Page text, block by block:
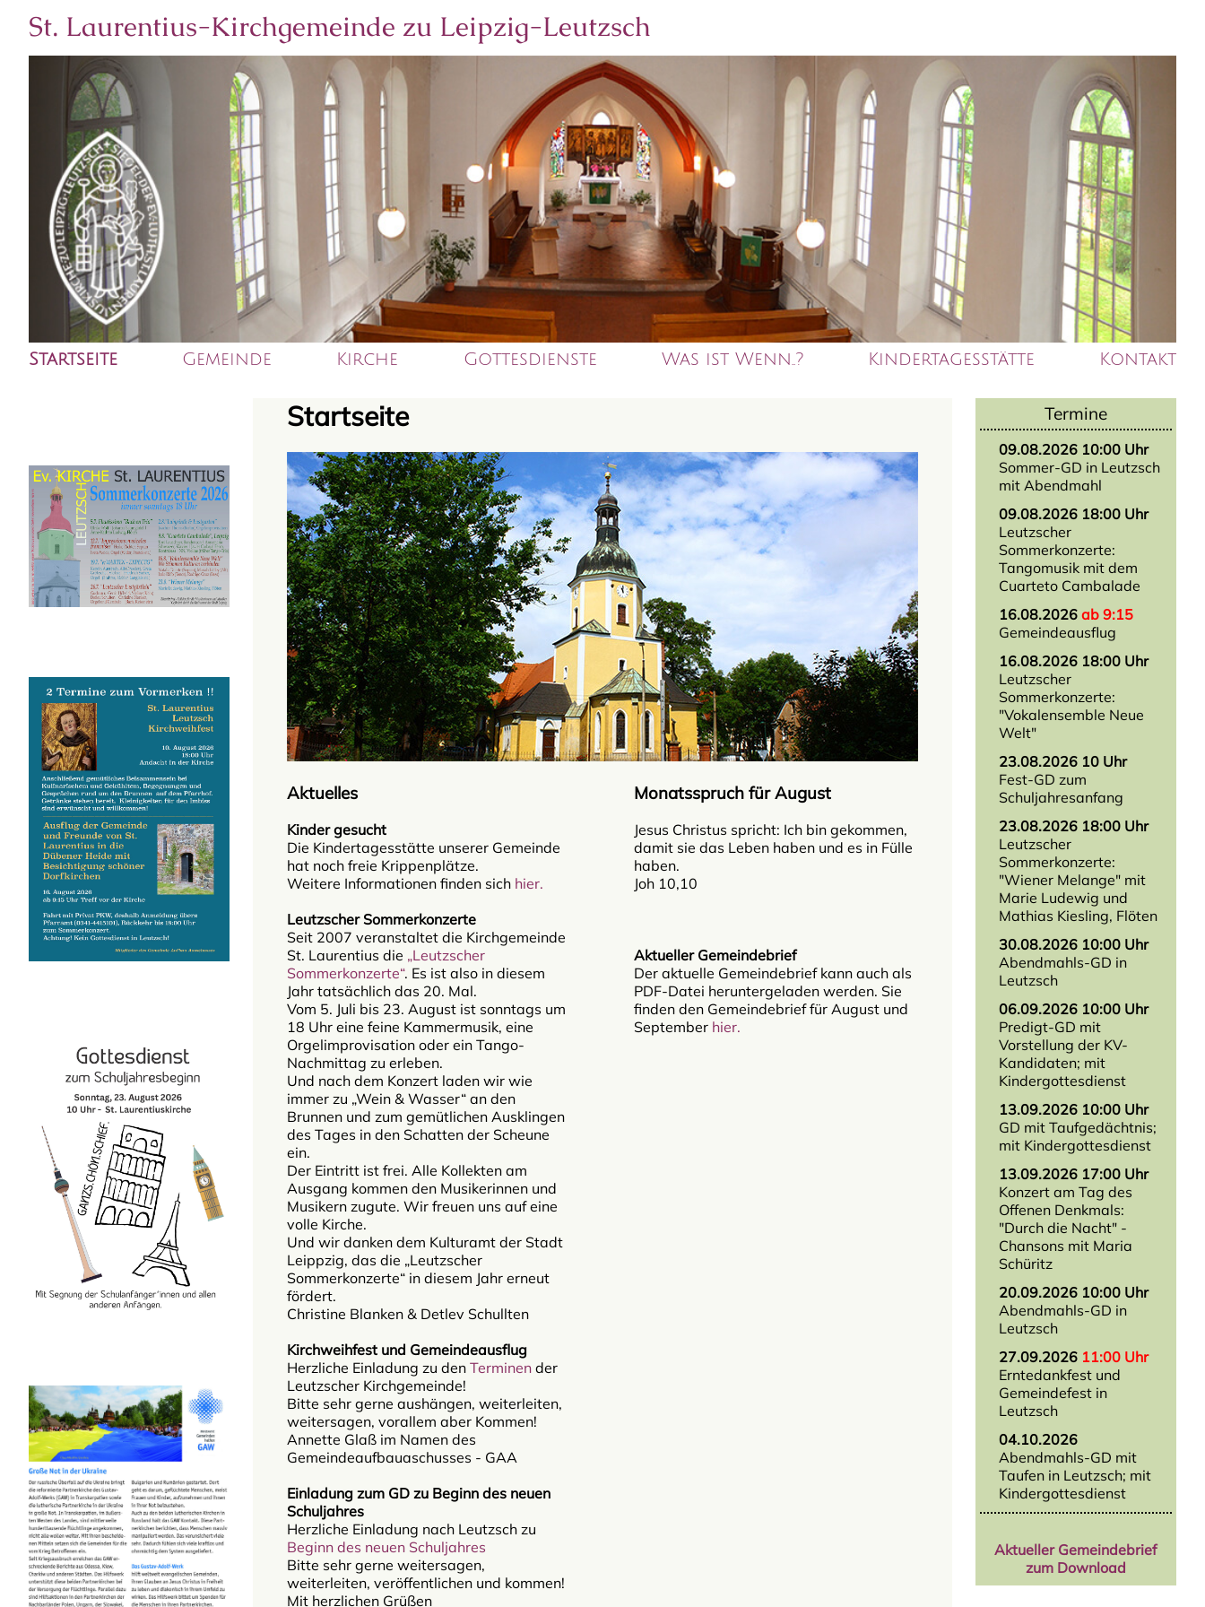
St. Laurentius-Kirchgemeinde zu Leipzig-Leutzsch
Startseite Gemeinde Kirche Gottesdienste Was ist Wenn..? Kindertagesstätte Kontakt
Startseite
Aktuelles
Kinder gesucht
Die Kindertagesstätte unserer Gemeinde
hat noch freie Krippenplätze.
Weitere Informationen finden sich hier.
Leutzscher Sommerkonzerte
Seit 2007 veranstaltet die Kirchgemeinde
St. Laurentius die „Leutzscher
Sommerkonzerte“. Es ist also in diesem
Jahr tatsächlich das 20. Mal.
Vom 5. Juli bis 23. August ist sonntags um
18 Uhr eine feine Kammermusik, eine
Orgelimprovisation oder ein Tango-
Nachmittag zu erleben.
Und nach dem Konzert laden wir wie
immer zu „Wein & Wasser“ an den
Brunnen und zum gemütlichen Ausklingen
des Tages in den Schatten der Scheune
ein.
Der Eintritt ist frei. Alle Kollekten am
Ausgang kommen den Musikerinnen und
Musikern zugute. Wir freuen uns auf eine
volle Kirche.
Und wir danken dem Kulturamt der Stadt
Leippzig, das die „Leutzscher
Sommerkonzerte“ in diesem Jahr erneut
fördert.
Christine Blanken & Detlev Schullten
Kirchweihfest und Gemeindeausflug
Herzliche Einladung zu den Terminender
Leutzscher Kirchgemeinde!
Bitte sehr gerne aushängen, weiterleiten,
weitersagen, vorallem aber Kommen!
Annette Glaß im Namen des
Gemeindeaufbauaschusses - GAA
Einladung zum GD zu Beginn des neuen
Schuljahres
Herzliche Einladung nach Leutzsch zu
Beginn des neuen Schuljahres
Bitte sehr gerne weitersagen,
weiterleiten, veröffentlichen und kommen!
Mit herzlichen Grüßen
Monatsspruch für August
Jesus Christus spricht: Ich bin gekommen,
damit sie das Leben haben und es in Fülle
haben.
Joh 10,10
Aktueller Gemeindebrief
Der aktuelle Gemeindebrief kann auch als
PDF-Datei heruntergeladen werden. Sie
finden den Gemeindebrief für August und
September hier.
Termine
09.08.2026 10:00 Uhr
Sommer-GD in Leutzsch
mit Abendmahl
09.08.2026 18:00 Uhr
Leutzscher
Sommerkonzerte:
Tangomusik mit dem
Cuarteto Cambalade
16.08.2026 ab 9:15
Gemeindeausflug
16.08.2026 18:00 Uhr
Leutzscher
Sommerkonzerte:
"Vokalensemble Neue
Welt"
23.08.2026 10 Uhr
Fest-GD zum
Schuljahresanfang
23.08.2026 18:00 Uhr
Leutzscher
Sommerkonzerte:
"Wiener Melange" mit
Marie Ludewig und
Mathias Kiesling, Flöten
30.08.2026 10:00 Uhr
Abendmahls-GD in
Leutzsch
06.09.2026 10:00 Uhr
Predigt-GD mit
Vorstellung der KV-
Kandidaten; mit
Kindergottesdienst
13.09.2026 10:00 Uhr
GD mit Taufgedächtnis;
mit Kindergottesdienst
13.09.2026 17:00 Uhr
Konzert am Tag des
Offenen Denkmals:
"Durch die Nacht" -
Chansons mit Maria
Schüritz
20.09.2026 10:00 Uhr
Abendmahls-GD in
Leutzsch
27.09.2026 11:00 Uhr
Erntedankfest und
Gemeindefest in
Leutzsch
04.10.2026
Abendmahls-GD mit
Taufen in Leutzsch; mit
Kindergottesdienst
Aktueller Gemeindebrief
zum Download